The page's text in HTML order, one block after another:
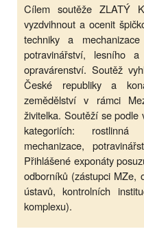
Cílem soutěže ZLATÝ
vyzdvihnout a ocenit
techniky a
potravinářství, lesního
opravárenství. Soutěž
České republiky a
zemědělství v rámci
živitelka. Soutěží se
kategoriích: rostlinná
mechanizace,
Přihlášené exponáty
odborníků (zástupci MZe,
ústavů, kontrolních
komplexu).